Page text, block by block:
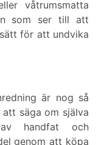
våtrumsmatta
som ser till att
för att undvika
är nog så
säga om själva
handfat och
genom att köpa